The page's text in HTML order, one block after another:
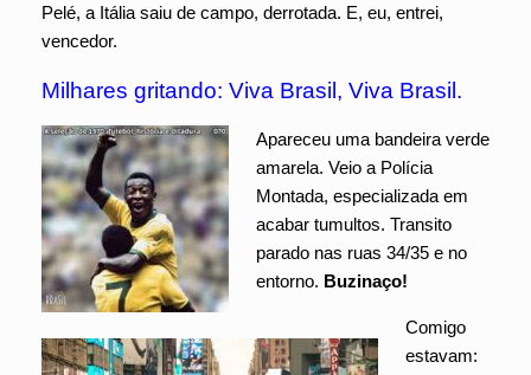
Pelé, a Itália saiu de campo, derrotada. E, eu, entrei,
vencedor.
Milhares gritando: Viva Brasil, Viva Brasil.
Apareceu uma bandeira verde
amarela. Veio a Polícia
Montada, especializada em
acabar tumultos. Transito
parado nas ruas 34/35 e no
entorno. Buzinaço!
Comigo
estavam: